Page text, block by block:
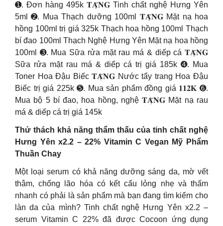
➊. Đơn hàng 495k 𝐓𝐀̣̆𝐍𝐆 Tinh chất nghệ Hưng Yên
5ml ➋. Mua Thạch dưỡng 100ml 𝐓𝐀̣̆𝐍𝐆 Mặt nạ hoa
hồng 100ml trị giá 325k Thạch hoa hồng 100ml Thạch
bí đao 100ml Thạch Nghệ Hưng Yên Mặt nạ hoa hồng
100ml ➌. Mua Sữa rửa mặt rau má & diếp cá 𝐓𝐀̣̆𝐍𝐆
Sữa rửa mặt rau má & diếp cá trị giá 185k ➍. Mua
Toner Hoa Đậu Biếc 𝐓𝐀̣̆𝐍𝐆 Nước tẩy trang Hoa Đậu
Biếc trị giá 225k ➎. Mua sản phẩm đồng giá 𝟏𝟏𝟐𝐊 ➏.
Mua bộ 5 bí đao, hoa hồng, nghệ 𝐓𝐀̣̆𝐍𝐆 Mặt nạ rau
má & diếp cá trị giá 145k
Thử thách khả năng thẩm thấu của tinh chất nghệ
Hưng Yên x2.2 – 22% Vitamin C Vegan Mỹ Phẩm
Thuần Chay
Một loại serum có khả năng dưỡng sáng da, mờ vết
thâm, chống lão hóa có kết cấu lỏng nhẹ và thấm
nhanh có phải là sản phẩm mà bạn đang tìm kiếm cho
làn da của mình? Tinh chất nghệ Hưng Yên x2.2 –
serum Vitamin C 22% đã được Cocoon ứng dụng